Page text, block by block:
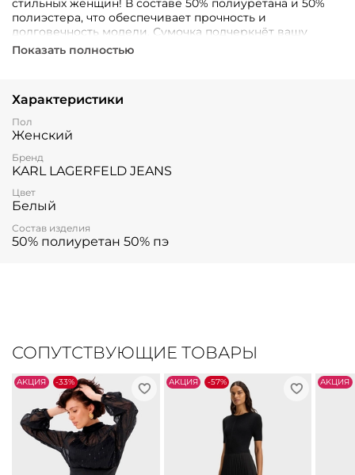
стильных женщин! В составе 50% полиуретана и 50%
полиэстера, что обеспечивает прочность и
долговечность модели. Сумочка подчеркнёт вашу
индивидуальность и станет незаменимым аксессуаром
Показать полностью
Характеристики
Пол
Женский
Бренд
KARL LAGERFELD JEANS
Цвет
Белый
Состав изделия
50% полиуретан 50% пэ
СОПУТСТВУЮЩИЕ ТОВАРЫ
АKЦИЯ -33% АKЦИЯ -57% АKЦИЯ